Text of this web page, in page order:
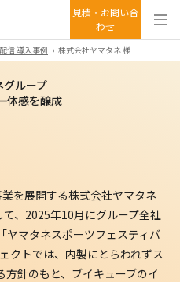
見積・お問い合
わせ
信 導入事例 株式会社ヤマタネ 様
ループ
体感を醸成
を展開する株式会社ヤマタネ
、2025年10月にグループ全社
ヤマタネスポーツフェスティバ
クトでは、内製にとらわれずス
針のもと、ブイキューブのイ